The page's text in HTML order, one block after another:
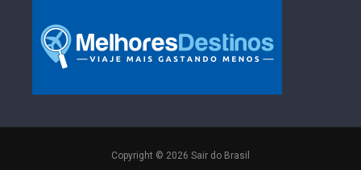
Copyright © 2026 Sair do Brasil